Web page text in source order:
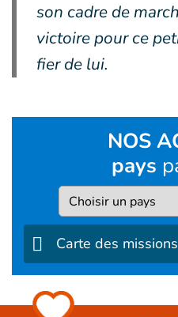
son cadre de
victoire pour ce
fier de lui.
NOS
pays
Pays
Carte des missions